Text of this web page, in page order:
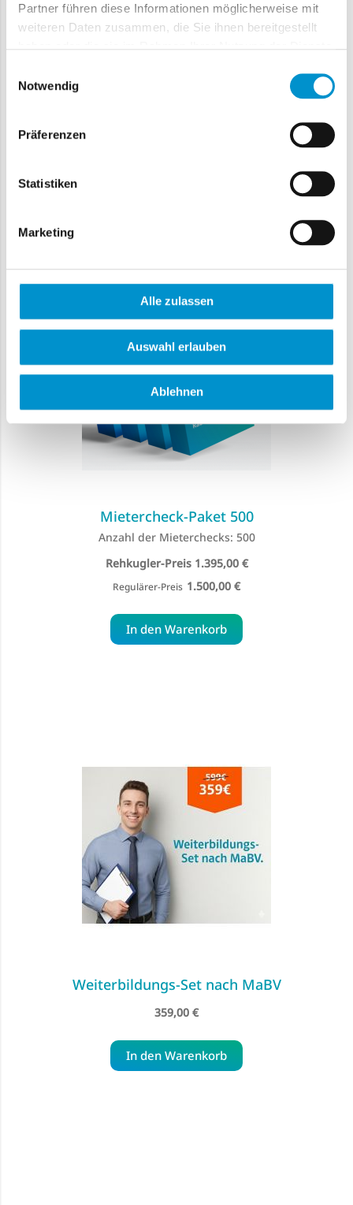
Partner führen diese Informationen möglicherweise mit
weiteren Daten zusammen, die Sie ihnen bereitgestellt
Notwendig
Präferenzen
Statistiken
Marketing
Alle zulassen
Auswahl erlauben
Ablehnen
Mietercheck-Paket 500
Anzahl der Mieterchecks: 500
Special
Price
1.395,00 €
Regulärer-Preis 1.500,00 €
In den Warenkorb
Weiterbildungs-Set nach MaBV
359,00 €
In den Warenkorb